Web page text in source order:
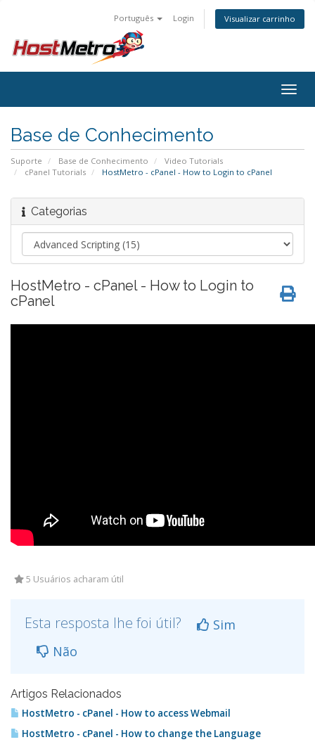
Português Login Visualizar carrinho
Base de Conhecimento
Suporte Base de Conhecimento
Video Tutorials
cPanel Tutorials
HostMetro - cPanel - How to Login to cPanel
Categorias
HostMetro - cPanel - How to Login to
cPanel
5 Usuários acharam útil
Esta resposta lhe foi útil?
Sim
Não
Artigos Relacionados
HostMetro - cPanel - How to access Webmail
HostMetro - cPanel - How to change the Language